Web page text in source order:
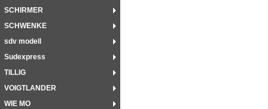
SCHIRMER
SCHWENKE
sdv modell
Sudexpress
TILLIG
VOIGTLANDER
WIE MO